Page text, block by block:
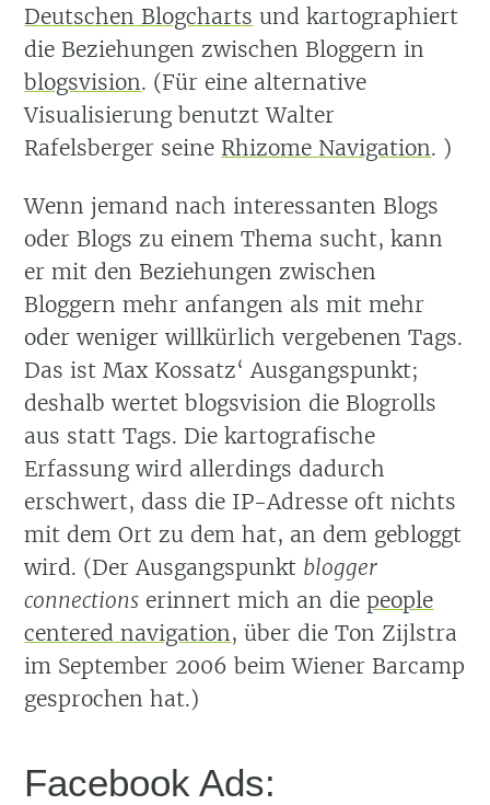
Deutschen Blogcharts und kartographiert
die Beziehungen zwischen Bloggern in
blogsvision. (Für eine alternative
Visualisierung benutzt Walter
Rafelsberger seine Rhizome Navigation. )
Wenn jemand nach interessanten Blogs
oder Blogs zu einem Thema sucht, kann
er mit den Beziehungen zwischen
Bloggern mehr anfangen als mit mehr
oder weniger willkürlich vergebenen Tags.
Das ist Max Kossatz‘ Ausgangspunkt;
deshalb wertet blogsvision die Blogrolls
aus statt Tags. Die kartografische
Erfassung wird allerdings dadurch
erschwert, dass die IP-Adresse oft nichts
mit dem Ort zu dem hat, an dem gebloggt
wird. (Der Ausgangspunkt blogger
connections erinnert mich an diepeople
centered navigation, über die Ton Zijlstra
im September 2006 beim Wiener Barcamp
gesprochen hat.)
Facebook Ads: